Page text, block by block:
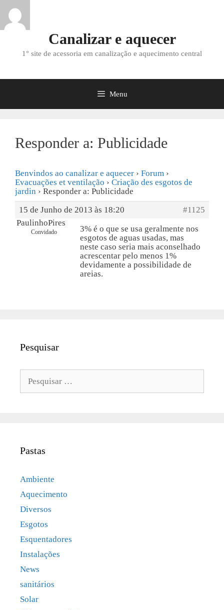
Saltar
para
o
Canalizar e aquecer
1° site de acessoria em canalização e aquecimento central
Menu
Responder a: Publicidade
Benvindos ao canalizar e aquecer › Forum ›
Evacuações et ventilação › Criação des esgotos de
jardin › Responder a: Publicidade
15 de Junho de 2013 às 18:20
#1125
PaulinhoPires
Convidado
3% é o que se usa geralmente nos
esgotos de aguas usadas, mas
neste caso seria mais aconselhado
acrescentar pelo menos 1%
devidamente a possibilidade de
areias.
Pesquisar
Pastas
Ambiente
Aquecimento
Diversos
Esgotos
Esquentadores
Instalações
News
sanitários
Solar